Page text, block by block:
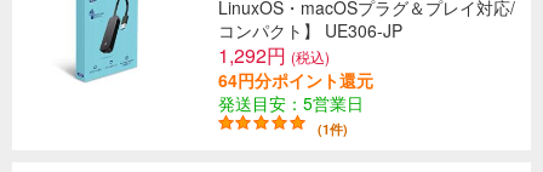
LinuxOS・macOSプラグ＆プレイ対応/
コンパクト】 UE306-JP
1,292円 (税込)
64円分ポイント還元
発送目安：5営業日
(1件)